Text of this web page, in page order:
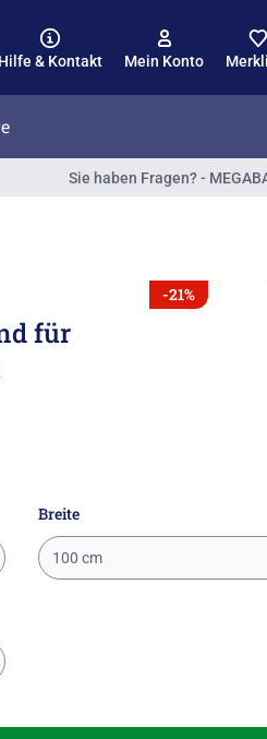
Hilfe & Kontakt Mein Konto
Sie haben Fragen? -
für
-21%
Breite
100 cm